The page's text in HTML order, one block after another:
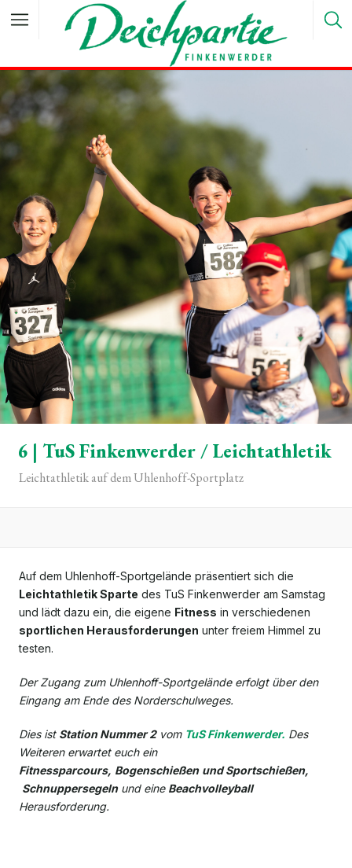
6 | TuS Finkenwerder / Leichtathletik
Leichtathletik auf dem Uhlenhoff-Sportplatz
Auf dem Uhlenhoff-Sportgelände präsentiert sich die
Leichtathletik Sparte des TuS Finkenwerder am Samstag
und lädt dazu ein, die eigene Fitness in verschiedenen
sportlichen Herausforderungen unter freiem Himmel zu
testen.
Der Zugang zum Uhlenhoff-Sportgelände erfolgt über den
Eingang am Ende des Norderschulweges.
Dies ist Station Nummer 2vom TuS Finkenwerder. Des
Weiteren erwartet euch ein
Fitnessparcours, Bogenschießen und Sportschießen,
Schnuppersegelnund eine Beachvolleyball
Herausforderung.